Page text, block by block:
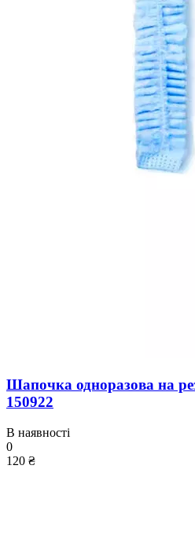
Шапочка одноразова на
150922
В наявності
0
120 ₴